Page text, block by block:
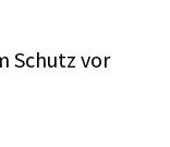
Schutz vor